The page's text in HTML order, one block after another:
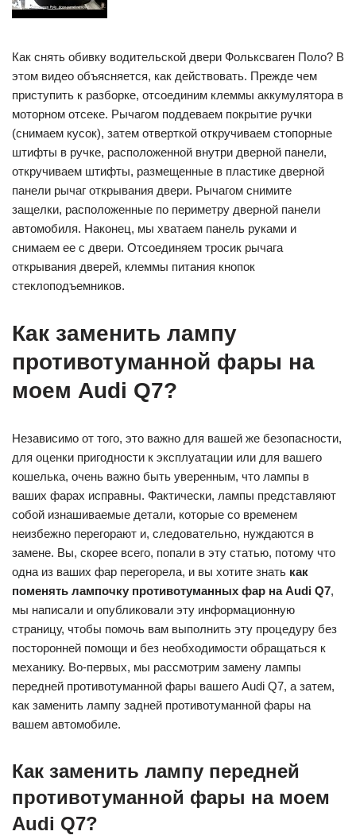
Как снять обивку водительской двери Фольксваген Поло? В
этом видео объясняется, как действовать. Прежде чем
приступить к разборке, отсоединим клеммы аккумулятора в
моторном отсеке. Рычагом поддеваем покрытие ручки
(снимаем кусок), затем отверткой откручиваем стопорные
штифты в ручке, расположенной внутри дверной панели,
откручиваем штифты, размещенные в пластике дверной
панели рычаг открывания двери. Рычагом снимите
защелки, расположенные по периметру дверной панели
автомобиля. Наконец, мы хватаем панель руками и
снимаем ее с двери. Отсоединяем тросик рычага
открывания дверей, клеммы питания кнопок
стеклоподъемников.
Как заменить лампу
противотуманной фары на
моем Audi Q7?
Независимо от того, это важно для вашей же безопасности,
для оценки пригодности к эксплуатации или для вашего
кошелька, очень важно быть уверенным, что лампы в
ваших фарах исправны. Фактически, лампы представляют
собой изнашиваемые детали, которые со временем
неизбежно перегорают и, следовательно, нуждаются в
замене. Вы, скорее всего, попали в эту статью, потому что
одна из ваших фар перегорела, и вы хотите знать как
поменять лампочку противотуманных фар на Audi Q7,
мы написали и опубликовали эту информационную
страницу, чтобы помочь вам выполнить эту процедуру без
посторонней помощи и без необходимости обращаться к
механику. Во-первых, мы рассмотрим замену лампы
передней противотуманной фары вашего Audi Q7, а затем,
как заменить лампу задней противотуманной фары на
вашем автомобиле.
Как заменить лампу передней
противотуманной фары на моем
Audi Q7?